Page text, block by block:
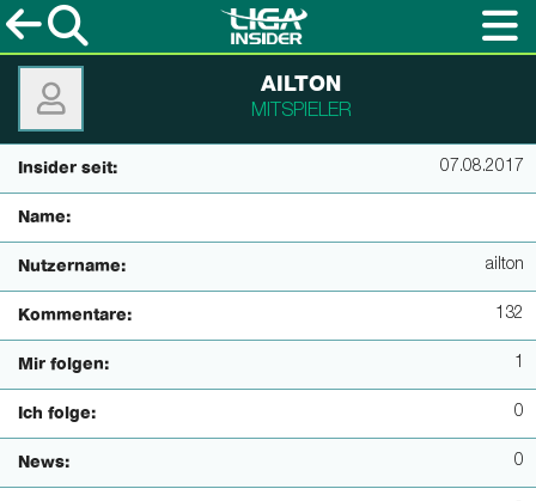
AILTON
MITSPIELER
Insider seit: 07.08.2017
Name:
Nutzername: ailton
Kommentare: 132
Mir folgen: 1
Ich folge: 0
News: 0